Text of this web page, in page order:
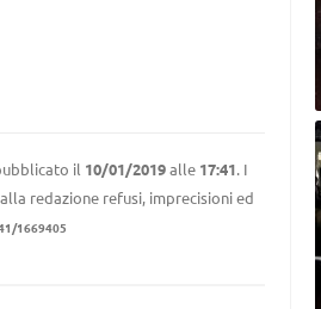
il 10/01/2019alle 17:41. I
redazione refusi, imprecisioni ed
1669405